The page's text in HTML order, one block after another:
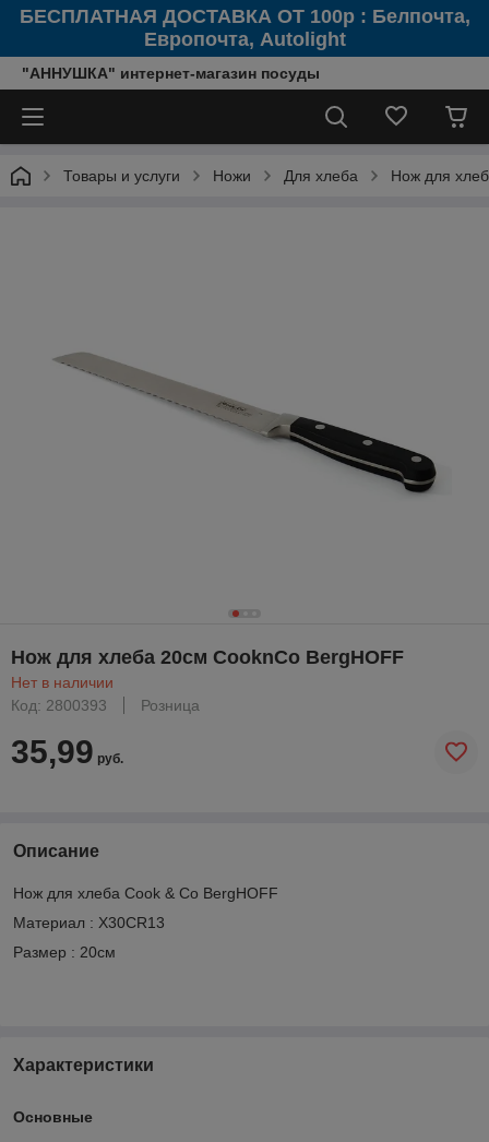
БЕСПЛАТНАЯ ДОСТАВКА ОТ 100р : Белпочта,
Европочта, Autolight
"АННУШКА" интернет-магазин посуды
Товары и услуги Ножи Для хлеба Нож для
Нож для хлеба 20см CooknCo BergHOFF
Нет в наличии
Код: 2800393
Розница
35,99 руб.
Описание
Нож для хлеба Cook & Co BergHOFF
Материал : Х30CR13
Размер : 20см
Характеристики
Основные